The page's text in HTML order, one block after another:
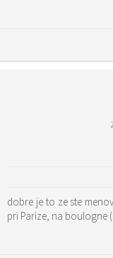
dobre je to ze ste
pri Parize, na boulogne